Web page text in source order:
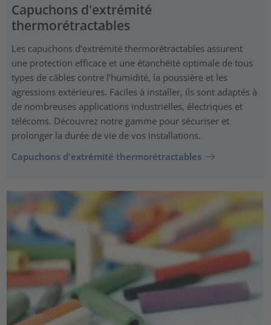
Capuchons d'extrémité
thermorétractables
Les capuchons d’extrémité thermorétractables assurent
une protection efficace et une étanchéité optimale de tous
types de câbles contre l’humidité, la poussière et les
agressions extérieures. Faciles à installer, ils sont adaptés à
de nombreuses applications industrielles, électriques et
télécoms. Découvrez notre gamme pour sécuriser et
prolonger la durée de vie de vos installations.
Capuchons d'extrémité thermorétractables